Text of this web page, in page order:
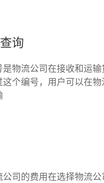
询
物流公司在接收和运
个编号，用户可以在
司的费用在选择物流公